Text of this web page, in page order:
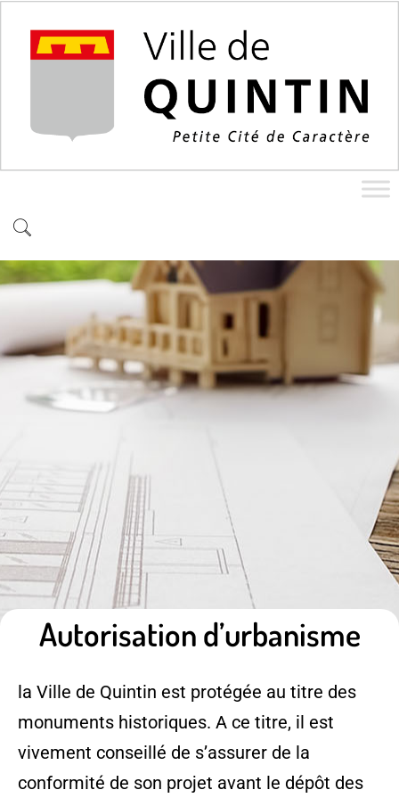
Autorisation d’urbanisme
la Ville de Quintin est protégée au titre des
monuments historiques. A ce titre, il est
vivement conseillé de s’assurer de la
conformité de son projet avant le dépôt des